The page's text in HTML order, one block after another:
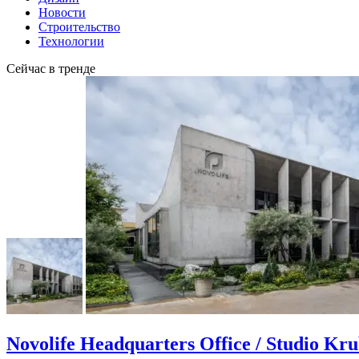
Новости
Строительство
Технологии
Сейчас в тренде
Novolife Headquarters Office / Studio